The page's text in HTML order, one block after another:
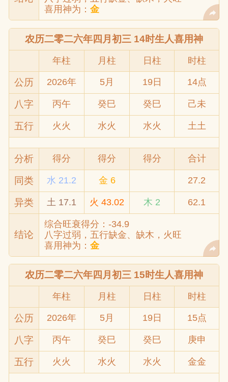
喜用神为：金
农历二零二六年四月初三 14时生人喜用神
年柱 月柱 日柱 时柱
公历 2026年 5月 19日 14点
八字 丙午 癸巳 癸巳 己未
五行 火火 水火 水火 土土
分析 得分 得分 得分 合计
同类 水 21.2 金 6 27.2
异类 土 17.1 火 43.02 木 2 62.1
结论
综合旺衰得分：-34.9
八字过弱，五行缺金、缺木，火旺
喜用神为：金
农历二零二六年四月初三 15时生人喜用神
年柱 月柱 日柱 时柱
公历 2026年 5月 19日 15点
八字 丙午 癸巳 癸巳 庚申
五行 火火 水火 水火 金金